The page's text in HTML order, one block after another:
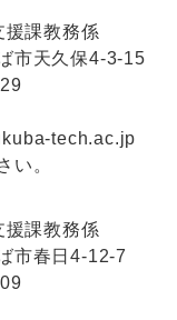
援課教務係
市天久保4-3-15
tech.ac.jp
い。
援課教務係
市春日4-12-7